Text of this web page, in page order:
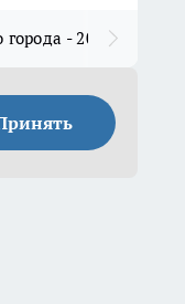
города - 2025